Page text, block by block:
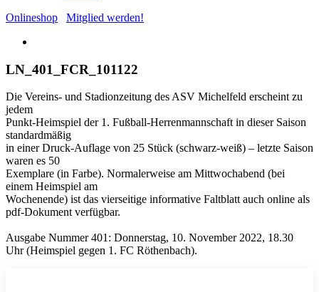
Onlineshop
Mitglied werden!
LN_401_FCR_101122
Die Vereins- und Stadionzeitung des ASV Michelfeld erscheint zu
jedem
Punkt-Heimspiel der 1. Fußball-Herrenmannschaft in dieser Saison
standardmäßig
in einer Druck-Auflage von 25 Stück (schwarz-weiß) – letzte Saison
waren es 50
Exemplare (in Farbe). Normalerweise am Mittwochabend (bei
einem Heimspiel am
Wochenende) ist das vierseitige informative Faltblatt auch online als
pdf-Dokument verfügbar.
Ausgabe Nummer 401: Donnerstag, 10. November 2022, 18.30
Uhr (Heimspiel gegen 1. FC Röthenbach).